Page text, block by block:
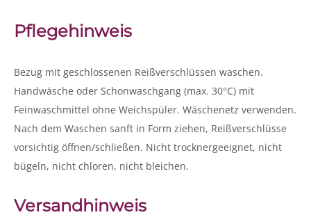
Pflegehinweis
Bezug mit geschlossenen Reißverschlüssen waschen.
Handwäsche oder Schonwaschgang (max. 30°C) mit
Feinwaschmittel ohne Weichspüler. Wäschenetz verwenden.
Nach dem Waschen sanft in Form ziehen, Reißverschlüsse
vorsichtig öffnen/schließen. Nicht trocknergeeignet, nicht
bügeln, nicht chloren, nicht bleichen.
Versandhinweis